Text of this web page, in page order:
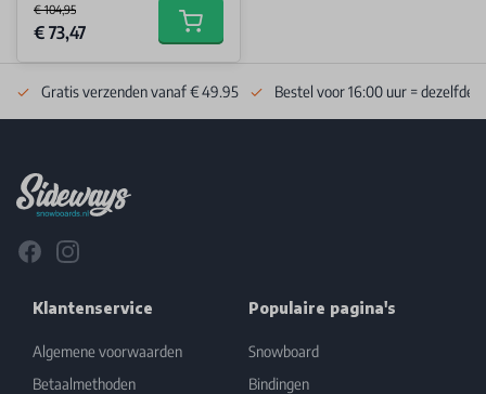
€ 104,95
Special Price
€ 73,47 Add to cart
Gratis verzenden vanaf € 49.95 Bestel voor 16:00 uur = dezelfde
FacebookInstagram
Klantenservice
Algemene voorwaarden
Betaalmethoden
Populaire pagina's
Snowboard
Bindingen